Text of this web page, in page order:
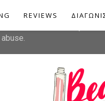
REVIEWS
its services and to